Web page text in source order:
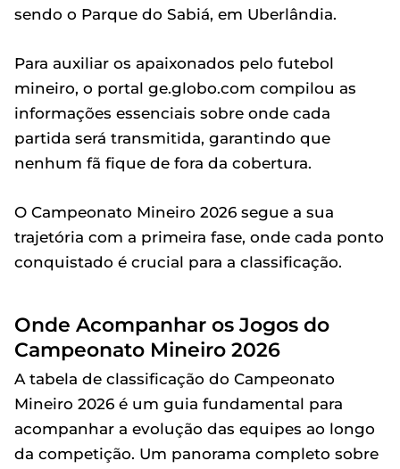
sendo o Parque do Sabiá, em Uberlândia.
Para auxiliar os apaixonados pelo futebol
mineiro, o portal ge.globo.com compilou as
informações essenciais sobre onde cada
partida será transmitida, garantindo que
nenhum fã fique de fora da cobertura.
O Campeonato Mineiro 2026 segue a sua
trajetória com a primeira fase, onde cada ponto
conquistado é crucial para a classificação.
Onde Acompanhar os Jogos do
Campeonato Mineiro 2026
A tabela de classificação do Campeonato
Mineiro 2026 é um guia fundamental para
acompanhar a evolução das equipes ao longo
da competição. Um panorama completo sobre